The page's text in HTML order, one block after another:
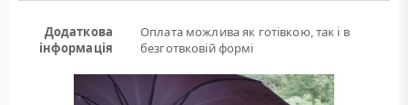
Додаткова
інформація
Оплата можлива як готівкою, так і в
безготвковій формі